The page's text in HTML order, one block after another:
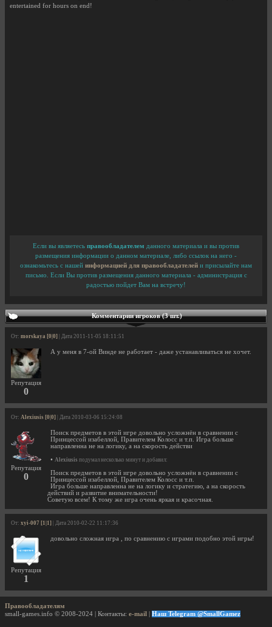
entertained for hours on end!
Если вы являетесь правообладателем данного материала и вы против
размещения информации о данном материале, либо ссылок на него -
ознакомьтесь с нашей информацией для правообладателей и присылайте нам
письмо. Если Вы против размещения данного материала - администрация с
радостью пойдет Вам на встречу!
Комментарии игроков (3 шт.)
От: morskaya [0|0] | Дата 2011-11-05 18:11:51
Репутация
0
А у меня в 7-ой Винде не работает - даже устанавливаться не хочет.
От: Alexiusis [0|0] | Дата 2010-03-06 15:24:08
Репутация
0
Поиск предметов в этой игре довольно усложнён в сравнении с
Принцессой изабеллой, Правителем Колосс и т.п. Игра больше
направленна не на логику, а на скорость действи
• Alexiusis подумал несколько минут и добавил:
Поиск предметов в этой игре довольно усложнён в сравнении с
Принцессой изабеллой, Правителем Колосс и т.п.
Игра больше направленна не на логику и стратегию, а на скорость
действий и развитие внимательности!
Советую всем! К тому же игра очень яркая и красочная.
От: xyi-007 [1|1] | Дата 2010-02-22 11:17:36
Репутация
1
довольно сложная игра , по сравнению с играми подобно этой игры!
Правообладателям
small-games.info © 2008-2024 | Контакты: e-mail Наш Telegram @SmallGamez